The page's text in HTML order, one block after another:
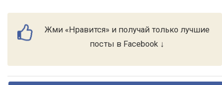
Жми «Нравится» и получай только лучшие
посты в Facebook ↓